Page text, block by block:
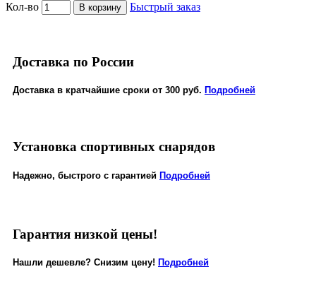
Кол-во В корзину Быстрый заказ
Доставка по России
Доставка в кратчайшие сроки от 300 руб. Подробней
Установка спортивных снарядов
Надежно, быстрого с гарантией Подробней
Гарантия низкой цены!
Нашли дешевле? Снизим цену! Подробней